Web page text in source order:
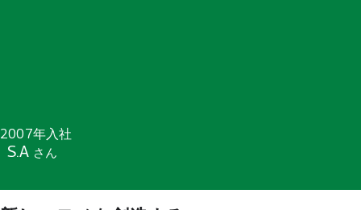
S.A さん
2007年入社